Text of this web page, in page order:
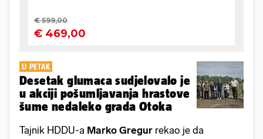
U PETAK
Desetak glumaca sudjelovalo je
u akciji pošumljavanja hrastove
šume nedaleko grada Otoka
Tajnik HDDU-a Marko Gregur rekao je da